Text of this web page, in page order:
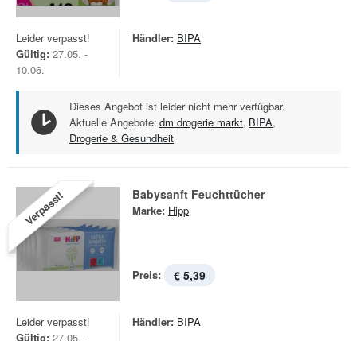
Leider verpasst!
Gültig: 27.05. -
10.06.
Händler: BIPA
Dieses Angebot ist leider nicht mehr verfügbar.
Aktuelle Angebote: dm drogerie markt, BIPA,
Drogerie & Gesundheit
Verpasst! Babysanft Feuchttücher
Marke: Hipp
Preis: € 5,39
Leider verpasst!
Gültig: 27.05. -
Händler: BIPA